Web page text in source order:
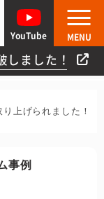
ました！
YouTube MENU
り上げられました！
事例